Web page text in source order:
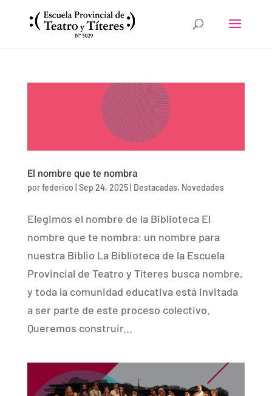
El nombre que te nombra
porfederico Sep 24, 2025| Destacadas, Novedades
Elegimos el nombre de la Biblioteca El
nombre que te nombra: un nombre para
nuestra Biblio La Biblioteca de la Escuela
Provincial de Teatro y Títeres busca nombre,
y toda la comunidad educativa está invitada
a ser parte de este proceso colectivo.
Queremos construir...